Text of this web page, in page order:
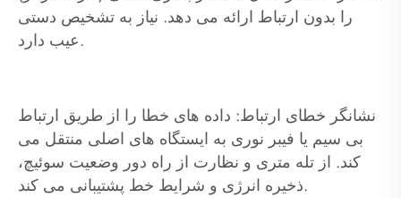
را بدون ارتباط ارائه می دهد. نیاز به تشخیص دستی
عیب دارد.
نشانگر خطای ارتباط: داده های خطا را از طریق ارتباط
بی سیم یا فیبر نوری به ایستگاه های اصلی منتقل می
کند. از تله متری و نظارت از راه دور وضعیت سوئیچ،
ذخیره انرژی و شرایط خط پشتیبانی می کند.